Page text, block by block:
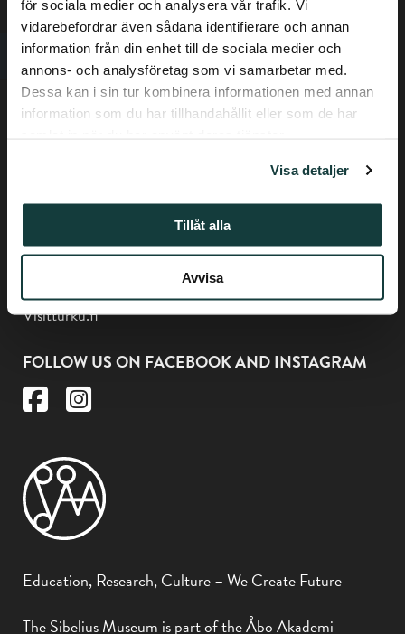
för sociala medier och analysera vår trafik. Vi
vidarebefordrar även sådana identifierare och annan
information från din enhet till de sociala medier och
annons- och analysföretag som vi samarbetar med.
Dessa kan i sin tur kombinera informationen med annan
information som du har tillhandahållit eller som de har
Visa detaljer
Tillåt alla
Avvisa
Privacy policy
Phone +358-(0) 50 337 6906
Piispankatu 17, Turku
We accept Museum card
You can find us and other
attractions in the Turku region at the address
Visitturku.fi
FOLLOW US ON FACEBOOK AND INSTAGRAM
Education, Research, Culture – We Create Future
The Sibelius Museum is part of the Åbo Akademi